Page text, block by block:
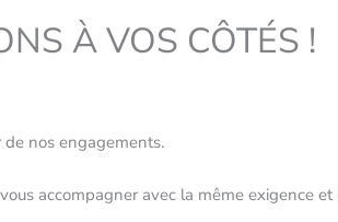
À VOS CÔTÉS !
nos engagements.
accompagner avec la même exigence